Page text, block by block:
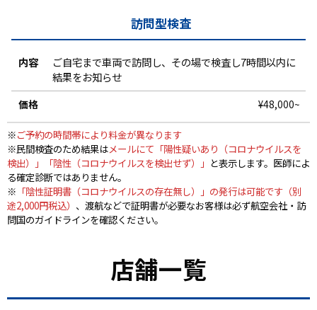
訪問型検査
ご自宅まで車両で訪問し、その場で検査し7時間以内に
結果をお知らせ
¥48,000~
※ご予約の時間帯により料金が異なります
※民間検査のため結果はメールにて「陽性疑いあり（コロナウイルスを
検出）」「陰性（コロナウイルスを検出せず）」 と表示します。医師によ
る確定診断ではありません。
※ 「陰性証明書（コロナウイルスの存在無し）」の発行は可能です（別
途2,000円税込） 、渡航などで証明書が必要なお客様は必ず航空会社・訪
問国のガイドラインを確認ください。
店舗一覧